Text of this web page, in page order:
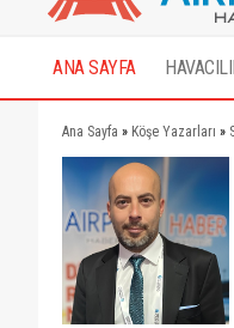
ANA SAYFA
Ana Sayfa » Köşe Yazarları »